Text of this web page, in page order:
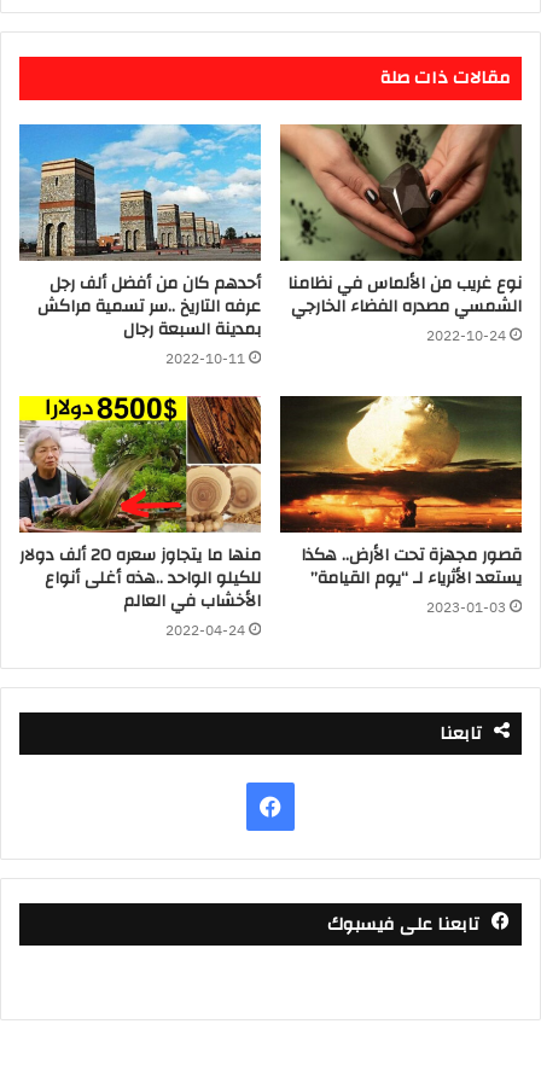
مقالات ذات صلة
نوع غريب من الألماس في نظامنا
الشمسي مصدره الفضاء الخارجي
2022-10-24
أحدهم كان من أفضل ألف رجل
عرفه التاريخ ..سر تسمية مراكش
بمدينة السبعة رجال
2022-10-11
قصور مجهزة تحت الأرض.. هكذا
يستعد الأثرياء لـ “يوم القيامة”
2023-01-03
منها ما يتجاوز سعره 20 ألف دولار
للكيلو الواحد ..هذه أغلى أنواع
الأخشاب في العالم
2022-04-24
تابعنا
فيسبوك
تابعنا على فيسبوك